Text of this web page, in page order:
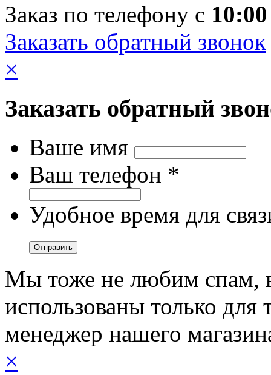
Заказ по телефону с 10:00
Заказать обратный звонок
×
Заказать обратный
Ваше имя
Ваш телефон *
Удобное время для
Мы тоже не любим спам,
использованы только для
менеджер нашего
×